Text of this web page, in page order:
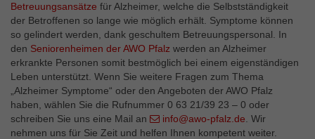
Betreuungsansätze für Alzheimer, welche die Selbstständigkeit
der Betroffenen so lange wie möglich erhält. Symptome können
so gelindert werden, dank geschultem Betreuungspersonal. In
den Seniorenheimen der AWO Pfalz werden an Alzheimer
erkrankte Personen somit bestmöglich bei einem eigenständigen
Leben unterstützt. Wenn Sie weitere Fragen zum Thema
„Alzheimer Symptome“ oder den Angeboten der AWO Pfalz
haben, wählen Sie die Rufnummer 0 63 21/39 23 – 0 oder
schreiben Sie uns eine Mail an
info@awo-pfalz.de . Wir
nehmen uns für Sie Zeit und helfen Ihnen kompetent weiter.